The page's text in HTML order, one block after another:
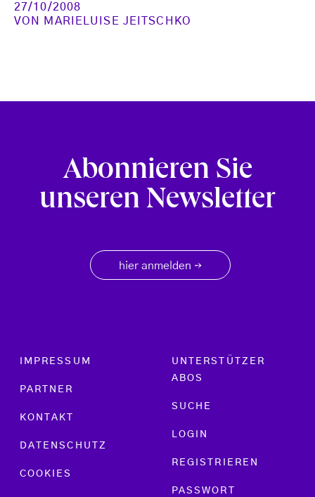
27/10/2008
VON MARIELUISE JEITSCHKO
Abonnieren Sie
unseren Newsletter
hier anmelden →
Footer menu
IMPRESSUM
PARTNER
KONTAKT
DATENSCHUTZ
COOKIES
UNTERSTÜTZER
ABOS
SUCHE
LOGIN
REGISTRIEREN
PASSWORT